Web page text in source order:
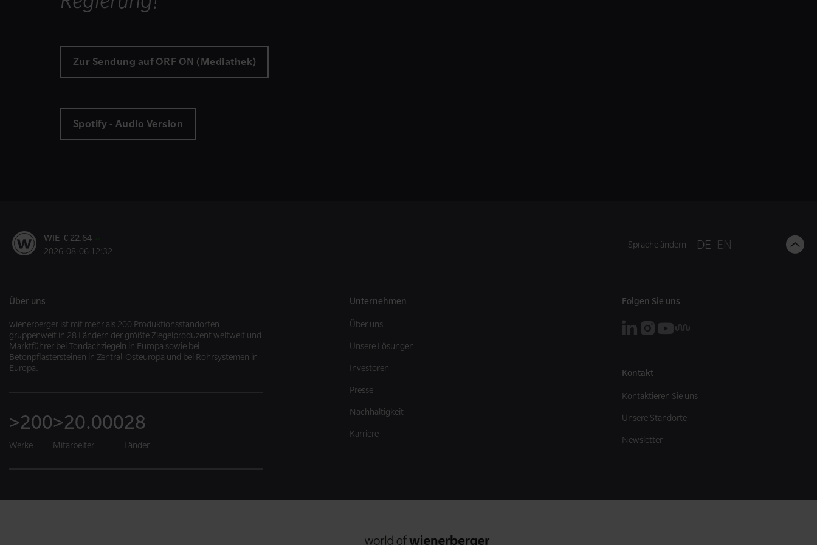
Zur Sendung auf ORF ON (Mediathek)
Spotify - Audio Version
WIE € 22.64
2026-08-06 12:32
Sprache ändern DE EN
Über uns
wienerberger ist mit mehr als 200 Produktionsstandorten
gruppenweit in 28 Ländern der größte Ziegelproduzent weltweit und
Marktführer bei Tondachziegeln in Europa sowie bei
Betonpflastersteinen in Zentral-Osteuropa und bei Rohrsystemen in
Europa.
>200
Werke
>20.000
Mitarbeiter
28
Länder
Unternehmen
Über uns
Unsere Lösungen
Investoren
Presse
Nachhaltigkeit
Karriere
Folgen Sie uns
Kontakt
Kontaktieren Sie uns
Unsere Standorte
Newsletter